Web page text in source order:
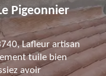
Pigeonnier
Lafleur artisan
tuile bien
avoir